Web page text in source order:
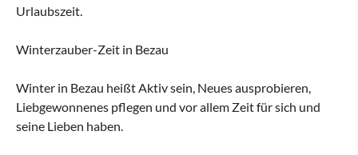
Urlaubszeit.
Winterzauber-Zeit in Bezau
Winter in Bezau heißt Aktiv sein, Neues ausprobieren,
Liebgewonnenes pflegen und vor allem Zeit für sich und
seine Lieben haben.